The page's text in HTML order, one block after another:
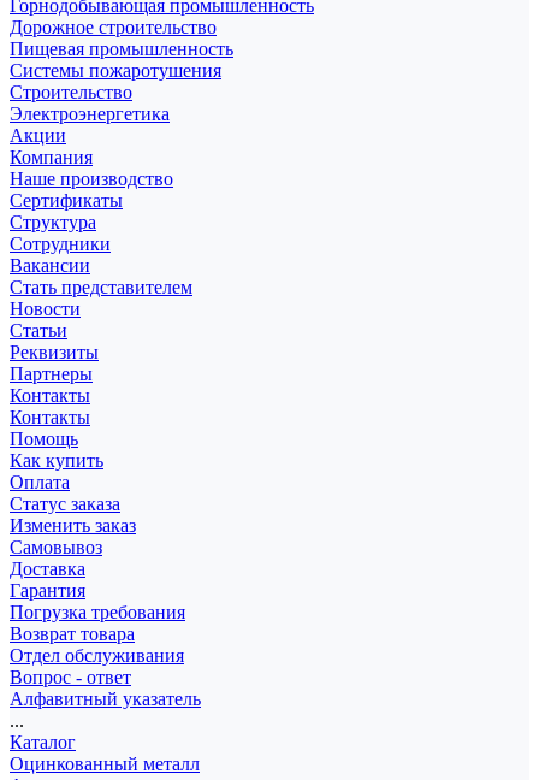
Горнодобывающая промышленность
Дорожное строительство
Пищевая промышленность
Системы пожаротушения
Строительство
Электроэнергетика
Акции
Компания
Наше производство
Сертификаты
Структура
Сотрудники
Вакансии
Стать представителем
Новости
Статьи
Реквизиты
Партнеры
Контакты
Контакты
Помощь
Как купить
Оплата
Статус заказа
Изменить заказ
Самовывоз
Доставка
Гарантия
Погрузка требования
Возврат товара
Отдел обслуживания
Вопрос - ответ
Алфавитный указатель
...
Каталог
Оцинкованный металл